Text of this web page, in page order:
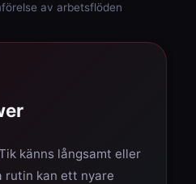
av arbetsflöden
känns långsamt eller
rutin kan ett nyare